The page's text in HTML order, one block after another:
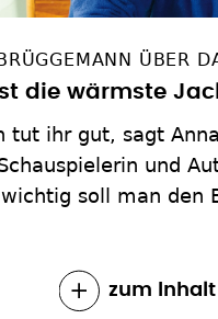
ÜBER
die wärmste
tut ihr gut, sagt
und
soll man den
zum Inhalt